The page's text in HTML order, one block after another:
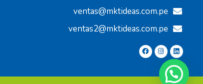
ventas@mktideas.com.pe
ventas2@mktideas.com.pe